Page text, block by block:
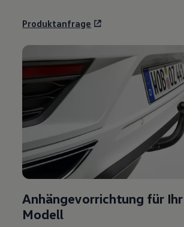
Produktanfrage
Anhängevorrichtung für Ihr
Modell